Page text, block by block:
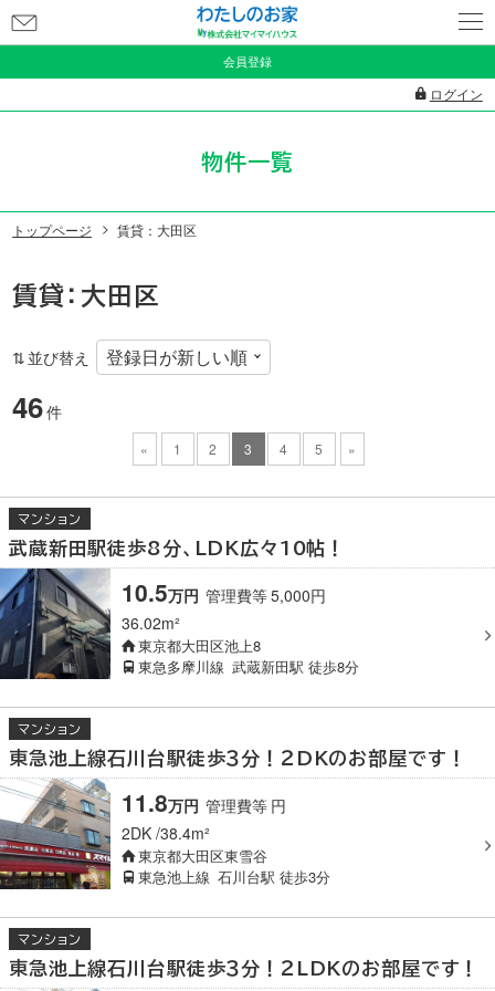
会員登録
ログイン
問
い
合
物件一覧
トップページ 賃貸：大田区
賃貸：大田区
並び替え
46件
« 1 2 3 4 5 »
マンション
武蔵新田駅徒歩8分、LDK広々10帖！
36.02m²
東京都大田区池上8
東急多摩川線 武蔵新田駅 徒歩8分
10.5万円 管理費等5,000円
マンション
東急池上線石川台駅徒歩３分！２DKのお部屋です！
2DK 38.4m²
東京都大田区東雪谷
東急池上線 石川台駅 徒歩3分
11.8万円 管理費等 円
マンション
東急池上線石川台駅徒歩３分！２LDKのお部屋です！